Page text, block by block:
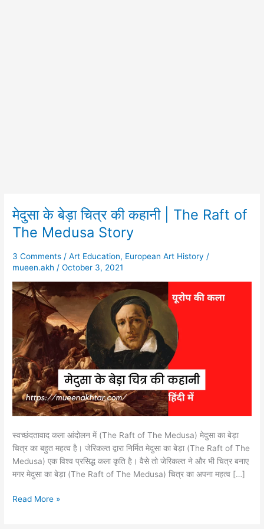
मेदुसा के बेड़ा चित्र की कहानी | The Raft of
The Medusa Story
3 Comments /Art Education, European Art History /
mueen.akh/October 3, 2021
स्वच्छंदतावाद कला आंदोलन में (The Raft of The Medusa) मेदुसा का बेड़ा
चित्र का बहुत महत्व है। जेरिकल्त द्वारा निर्मित मेदुसा का बेड़ा (The Raft of The
Medusa) एक विश्व प्रसिद्ध कला कृति है। वैसे तो जेरिकल्त ने और भी चित्र बनाए
मगर मेदुसा का बेड़ा (The Raft of The Medusa) चित्र का अपना महत्व […]
मेदुसा
के
बेड़ा
की
|
The
The
Medusa
Story
Read More »